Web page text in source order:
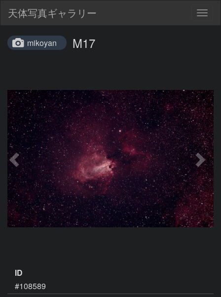
天体写真ギャラリー
mikoyan M17
ID
#108589